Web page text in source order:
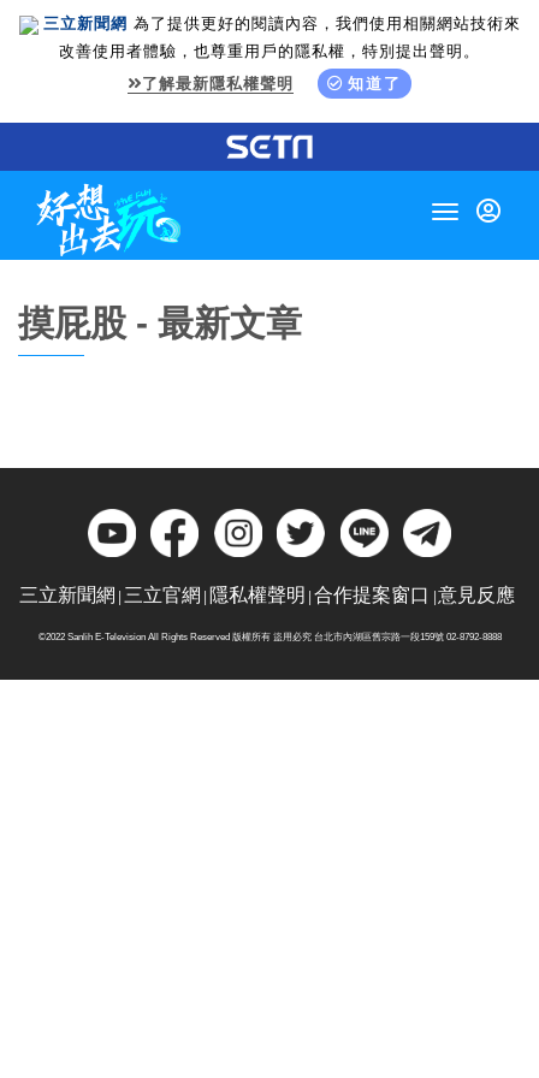
三立新聞網 為了提供更好的閱讀內容，我們使用相關網站技術來
改善使用者體驗，也尊重用戶的隱私權，特別提出聲明。
了解最新隱私權聲明
知道了
Toggle
摸屁股 - 最新文章
三立新聞網 三立官網 隱私權聲明 合作提案窗口 意見反應
©2022 Sanlih E-Television All Rights Reserved 版權所有 盜用必究 台北市內湖區舊宗路一段159號 02-8792-8888